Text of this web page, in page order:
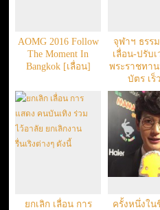
AOMG 2016 Follow
The Moment In
Bangkok [เลื่อน]
จุฬาฯ ธรร
เลื่อน-ปรับ
พระราชทา
บัตร เร็
ยกเลิก เลื่อน การ
ครั้งหนึ่งใน